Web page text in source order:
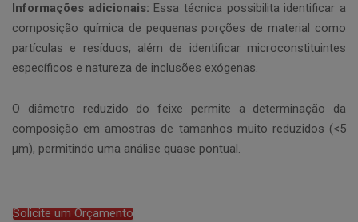
Informações adicionais: Essa técnica possibilita identificar a
composição química de pequenas porções de material como
partículas e resíduos, além de identificar microconstituintes
específicos e natureza de inclusões exógenas.
O diâmetro reduzido do feixe permite a determinação da
composição em amostras de tamanhos muito reduzidos (<5
µm), permitindo uma análise quase pontual.
Solicite um Orçamento